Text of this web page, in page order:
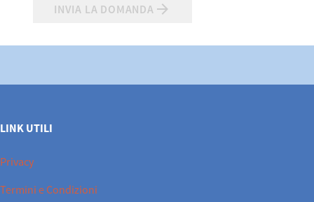
INVIA LA DOMANDA arrow_forward
LINK UTILI
Privacy
Termini e Condizioni